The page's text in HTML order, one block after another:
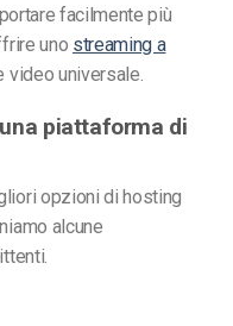
facilmente più
uno streaming a
video universale.
piattaforma di
opzioni di hosting
alcune